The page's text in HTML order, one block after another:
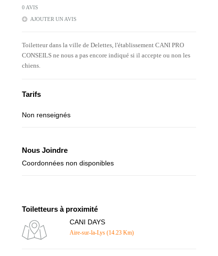
0 AVIS
AJOUTER UN AVIS
Toiletteur dans la ville de Delettes, l'établissement CANI PRO
CONSEILS ne nous a pas encore indiqué si il accepte ou non les
chiens.
Tarifs
Non renseignés
Nous Joindre
Coordonnées non disponibles
Toiletteurs à proximité
CANI DAYS
Aire-sur-la-Lys (14.23 Km)